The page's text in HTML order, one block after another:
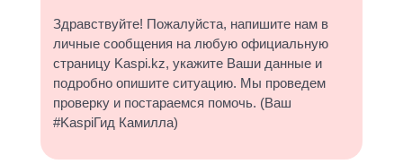
Здравствуйте! Пожалуйста, напишите нам в
личные сообщения на любую официальную
страницу Kaspi.kz, укажите Ваши данные и
подробно опишите ситуацию. Мы проведем
проверку и постараемся помочь. (Ваш
#KaspiГид Камилла)